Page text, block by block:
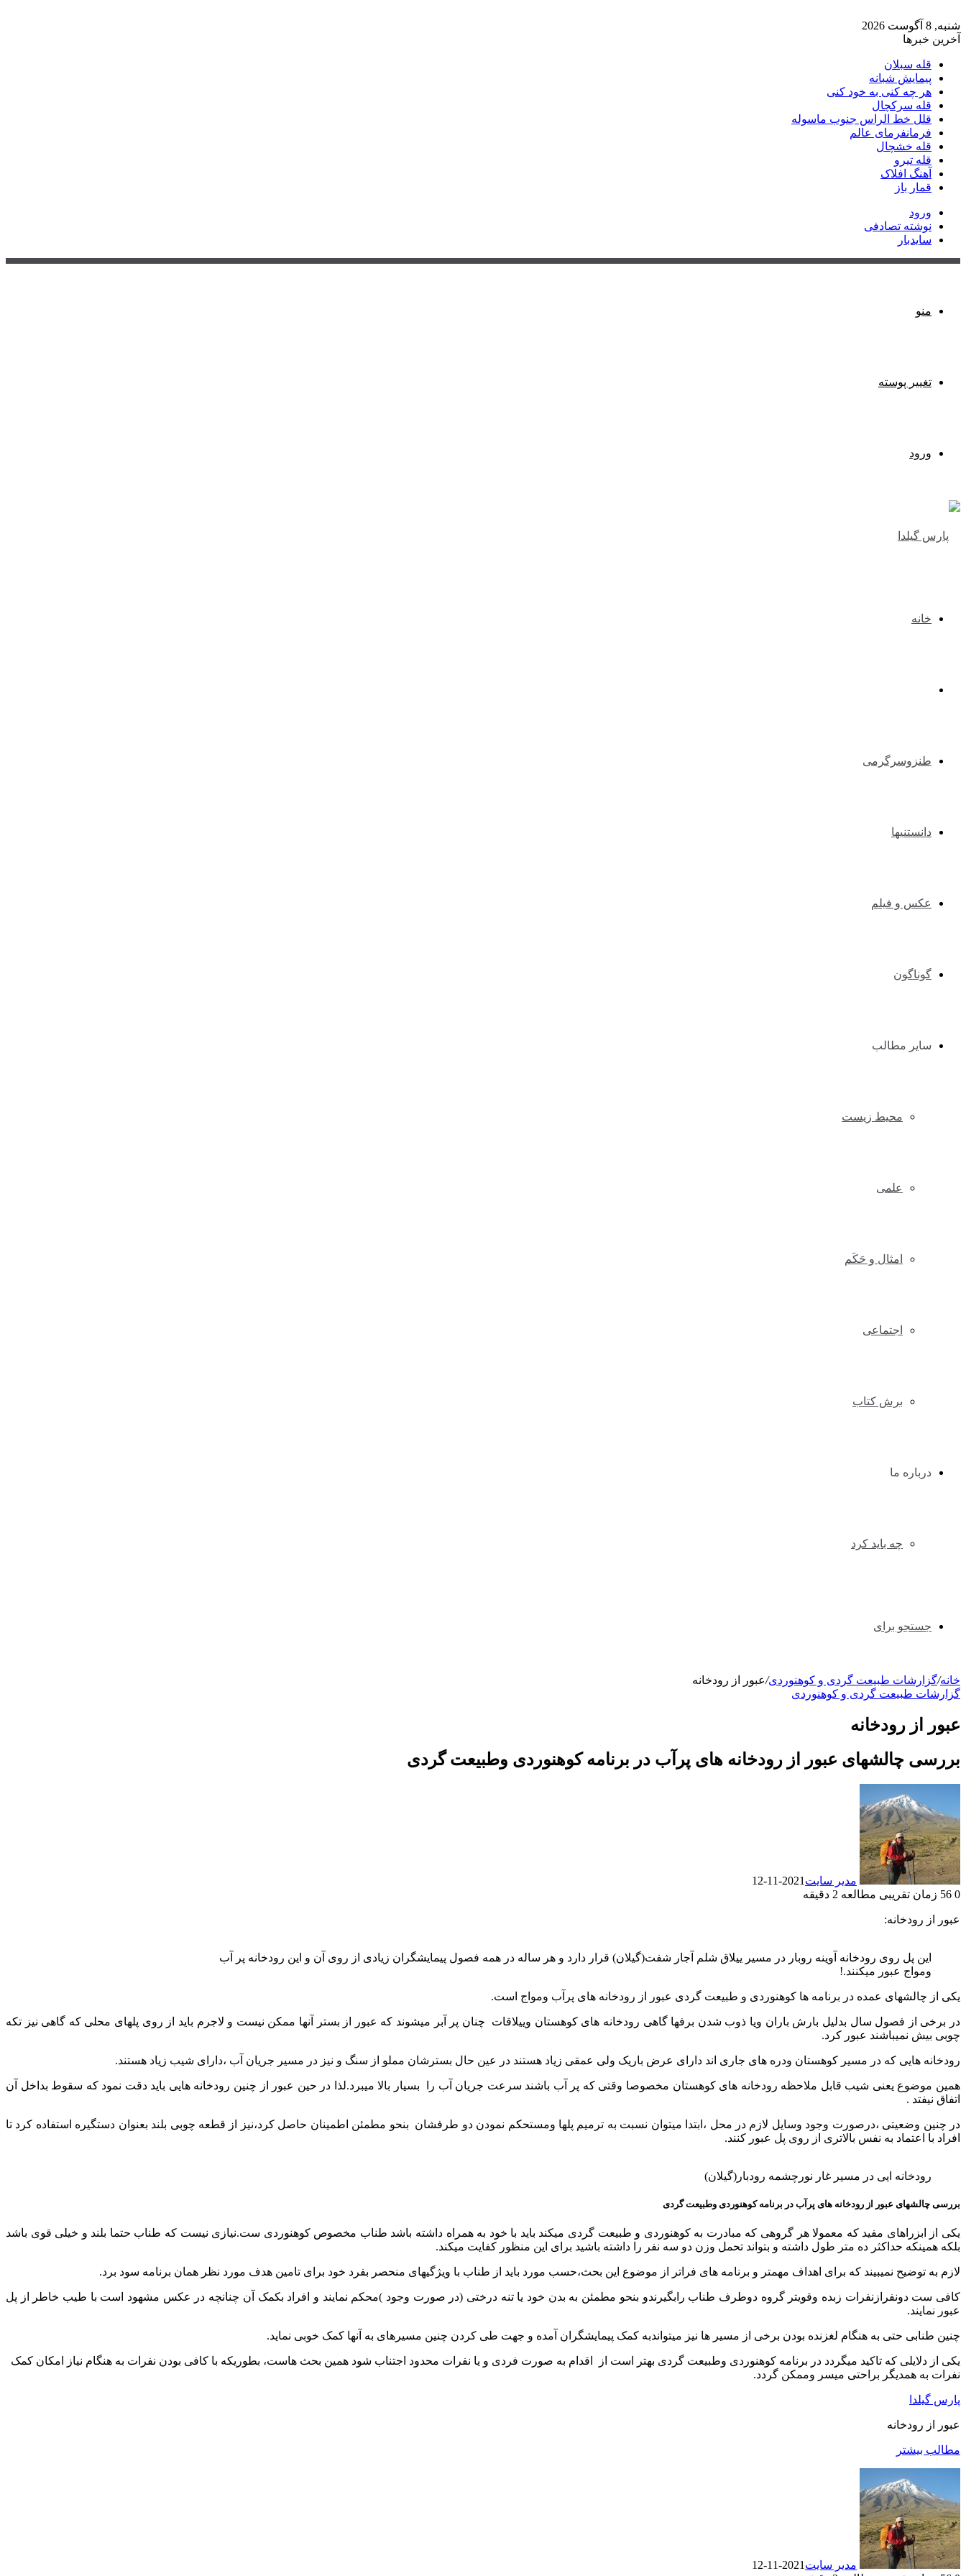
شنبه, 8 آگوست 2026
آخرین خبرها
قله سبلان
پیمایش شبانه
هر چه کنی به خود کنی
قله سرکچال
قلل خط الراس جنوب ماسوله
فرمانفرمای عالم
قله خشچال
قله تیرو
آهنگ افلاک
قمار باز
ورود
نوشته تصادفی
سایدبار
منو
تغییر پوسته
ورود
خانه
طنزوسرگرمی
دانستنیها
عکس و فیلم
گوناگون
سایر مطالب
محیط زیست
علمی
امثال و حَکَم
اجتماعی
برش کتاب
درباره ما
چه باید کرد
جستجو برای
خانه/گزارشات طبیعت گردی و کوهنوردی/عبور از رودخانه
گزارشات طبیعت گردی و کوهنوردی
عبور از رودخانه
بررسی چالشهای عبور از رودخانه های پرآب در برنامه کوهنوردی وطبیعت گردی
مدیر سایت 2021-11-12
0
زمان تقریبی مطالعه 2 دقیقه
عبور از رودخانه:
این پل روی رودخانه آوینه روبار در مسیر ییلاق شلم آجار شفت(گیلان) قرار دارد و هر ساله در همه فصول پیمایشگران زیادی از روی آن و این رودخانه پر آب
ومواج عبور میکنند.!
یکی از چالشهای عمده در برنامه ها کوهنوردی و طبیعت گردی عبور از رودخانه های پرآب ومواج است.
در برخی از فصول سال بدلیل بارش باران ویا ذوب شدن برفها گاهی رودخانه های کوهستان وییلاقات چنان پر آبر میشوند که عبور از بستر آنها ممکن نیست و لاجرم باید از روی پلهای محلی که گاهی نیز تکه
چوبی بیش نمیباشند عبور کرد.
رودخانه هایی که در مسیر کوهستان ودره های جاری اند دارای عرض باریک ولی عمقی زیاد هستند در عین حال بسترشان مملو از سنگ و نیز در مسیر جریان آب ،دارای شیب زیاد هستند.
همین موضوع یعنی شیب قابل ملاحظه رودخانه های کوهستان مخصوصا وقتی که پر آب باشند سرعت جریان آب را بسیار بالا میبرد.لذا در حین عبور از چنین رودخانه هایی باید دقت نمود که سقوط بداخل آن
اتفاق نیفتد .
در چنین وضعیتی ،درصورت وجود وسایل لازم در محل ،ابتدا میتوان نسبت به ترمیم پلها ومستحکم نمودن دو طرفشان بنحو مطمئن اطمینان حاصل کرد،نیز از قطعه چوبی بلند بعنوان دستگیره استفاده کرد تا
افراد با اعتماد به نفس بالاتری از روی پل عبور کنند.
رودخانه ایی در مسیر غار نورچشمه رودبار(گیلان)
بررسی چالشهای عبور از رودخانه های پرآب در برنامه کوهنوردی وطبیعت گردی
یکی از ابزراهای مفید که معمولا هر گروهی که مبادرت به کوهنوردی و طبیعت گردی میکند باید با خود به همراه داشته باشد طناب مخصوص کوهنوردی ست.نیازی نیست که طناب حتما بلند و خیلی قوی باشد
بلکه همینکه حداکثر ده متر طول داشته و بتواند تحمل وزن دو سه نفر را داشته باشید برای این منظور کفایت میکند.
لازم به توضیح نمیبیند که برای اهداف مهمتر و برنامه های فراتر از موضوع این بحث،حسب مورد باید از طناب با ویژگیهای منحصر بفرد خود برای تامین هدف مورد نظر همان برنامه سود برد.
کافی ست دونفرازنفرات زبده وقویتر گروه دوطرف طناب رابگیرندو بنحو مطمئن به بدن خود یا تنه درختی (در صورت وجود )محکم نمایند و افراد بکمک آن چنانچه در عکس مشهود است با طیب خاطر از پل
عبور نمایند.
چنین طنابی حتی به هنگام لغزنده بودن برخی از مسیر ها نیز میتواندبه کمک پیمایشگران آمده و جهت طی کردن چنین مسیرهای به آنها کمک خوبی نماید.
یکی از دلایلی که تاکید میگردد در برنامه کوهنوردی وطبیعت گردی بهتر است از اقدام به صورت فردی و یا نفرات محدود اجتناب شود همین بحث هاست، بطوریکه با کافی بودن نفرات به هنگام نیاز امکان کمک
نفرات به همدیگر براحتی میسر وممکن گردد.
پارس گیلدا
عبور از رودخانه
مطالب بیشتر
مدیر سایت 2021-11-12